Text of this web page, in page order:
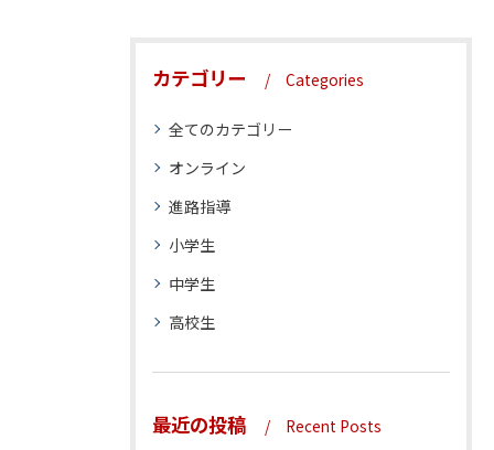
カテゴリー Categories
全てのカテゴリー
オンライン
進路指導
小学生
中学生
高校生
最近の投稿 Recent Posts